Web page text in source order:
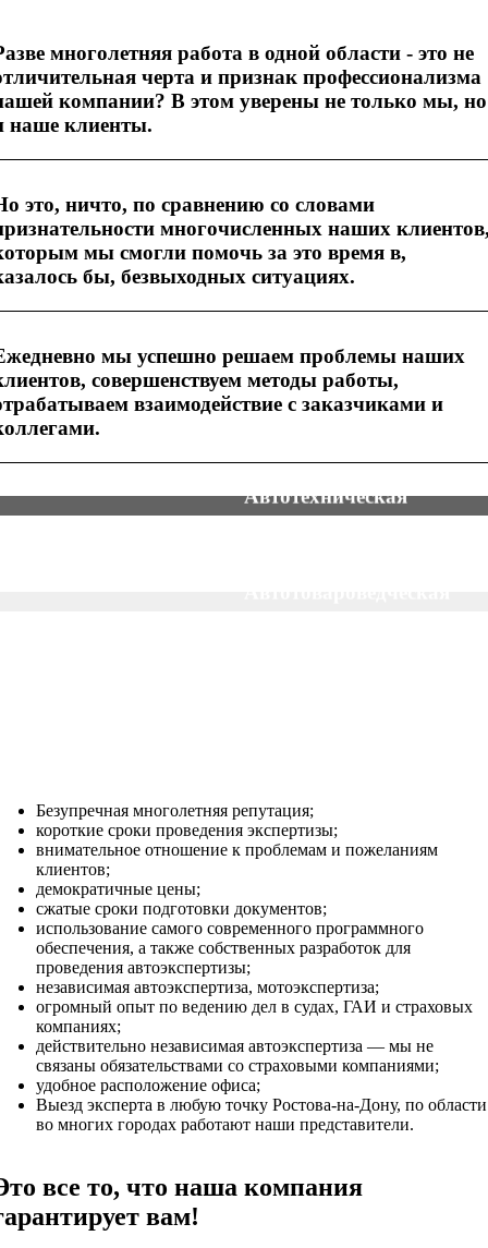
многолетняя работа в одной области - это не
черта и признак профессионализма
компании? В этом уверены не только мы, но
наше клиенты.
это, ничто, по сравнению со словами
многочисленных наших
мы смогли помочь за это время в,
бы, безвыходных ситуациях.
мы успешно решаем проблемы наших
совершенствуем методы работы,
взаимодействие с заказчиками и
Автотехническая
экспертиза
Безупречная многолетняя репутация;
короткие сроки проведения экспертизы;
внимательное отношение к проблемам и пожеланиям
клиентов;
демократичные цены;
сжатые сроки подготовки документов;
использование самого современного программного
обеспечения, а также собственных разработок для
проведения автоэкспертизы;
независимая автоэкспертиза, мотоэкспертиза;
огромный опыт по ведению дел в судах, ГАИ и страховых
компаниях;
действительно независимая автоэкспертиза — мы не
связаны обязательствами со страховыми компаниями;
удобное расположение офиса;
Выезд эксперта в любую точку Ростова-на-Дону, по области
во многих городах работают наши представители.
все то, что наша компания
вам!